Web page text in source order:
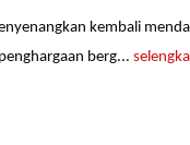
kembali
berg...